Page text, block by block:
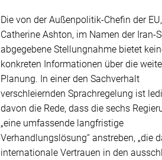
Die von der Außenpolitik-Chefin der EU,
Catherine Ashton, im Namen der Iran-
abgegebene Stellungnahme bietet
konkreten Informationen über die
Planung. In einer den Sachverhalt
verschleiernden Sprachregelung ist
davon die Rede, dass die sechs
„eine umfassende langfristige
Verhandlungslösung“ anstreben, „die
internationale Vertrauen in den